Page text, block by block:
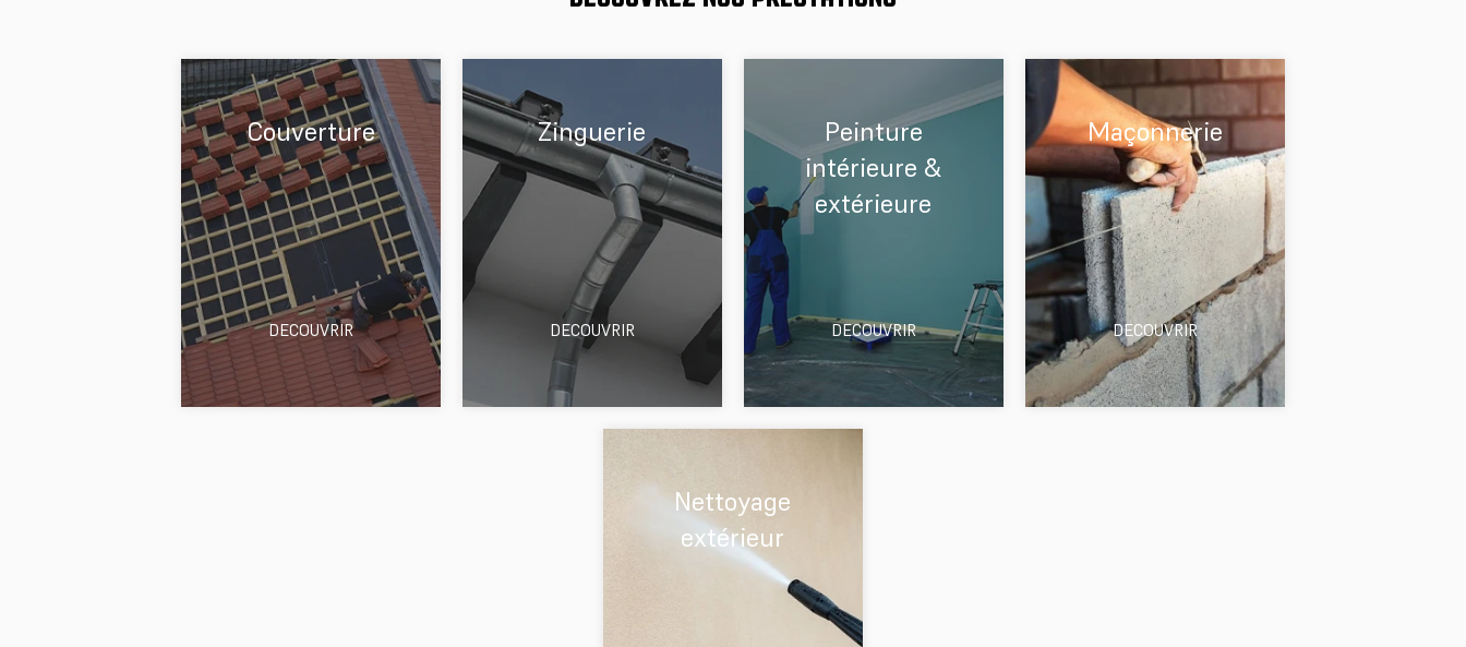
Couverture
DECOUVRIR
Zinguerie
DECOUVRIR
Peinture
intérieure &
extérieure
DECOUVRIR
Maçonnerie
DECOUVRIR
Nettoyage
extérieur